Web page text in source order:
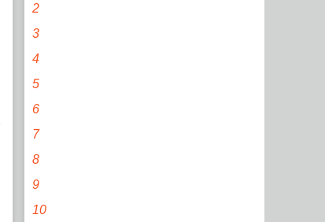
2
3
4
5
6
7
8
9
10